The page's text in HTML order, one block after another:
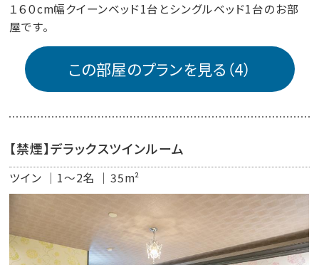
１６０cm幅クイーンベッド1台とシングルベッド1台のお部
屋です。
この部屋のプランを見る（4）
【禁煙】デラックスツインルーム
ツイン 1～2名 35m²